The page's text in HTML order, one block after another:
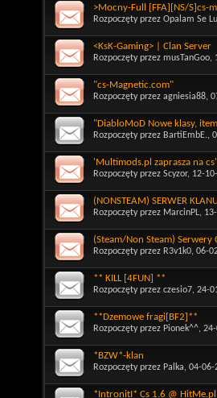
>Mocny-Full [FFA][NS/S]cs-
Rozpoczęty przez Opalam Se
<KsK-Gaming> | Clan Server
Rozpoczęty przez musTanGoo,
"cs-Magnetic.com"
Rozpoczęty przez agniesia88,
"DiabloMoD Nowe klasy,
Rozpoczęty przez BartiEmbE.,
'Multimods.pl zaprasza na
Rozpoczęty przez Scyzor, 12-
(NONSTEAM) SERWER
Rozpoczęty przez MarcinPL,
(Steam/Non Steam) Serwery
Rozpoczęty przez R3v1k0, 06-
** KILL [4FUN] **
Rozpoczęty przez czesio7, 24-
**Dzemowe fragi[BF2]**
Rozpoczęty przez Pionek^^,
*BZW*-klan
Rozpoczęty przez Palka, 04-06-
*IntronitI* Cs 1.6 @